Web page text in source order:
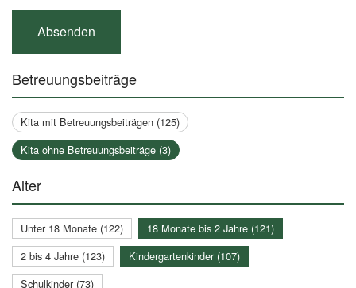
Betreuungsbeiträge
Kita mit Betreuungsbeiträgen (125)
Kita ohne Betreuungsbeiträge (3)
Alter
Unter 18 Monate (122)
18 Monate bis 2 Jahre (121)
2 bis 4 Jahre (123)
Kindergartenkinder (107)
Schulkinder (73)